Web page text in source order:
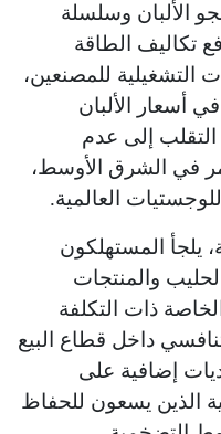
الألبان وسلسلة
تكاليف الطاقة
التشغيلية للمصنعين،
أسعار الألبان
التقلب إلى عدم
في الشرق الأوسط،
العالمية.
يلجأ المستهلكون
والمنتجات
الخاصة ذات التكلفة
داخل قطاع البيع
إضافية على
الذين يسعون للحفاظ